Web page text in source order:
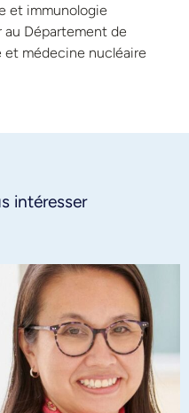
et immunologie
au Département de
et médecine nucléaire
intéresser